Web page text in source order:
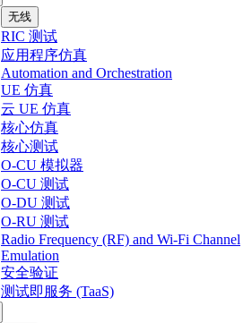
无线
RIC 测试
应用程序仿真
Automation and Orchestration
UE 仿真
云 UE 仿真
核心仿真
核心测试
O-CU 模拟器
O-CU 测试
O-DU 测试
O-RU 测试
Radio Frequency (RF) and Wi-Fi Channel
Emulation
安全验证
测试即服务 (TaaS)